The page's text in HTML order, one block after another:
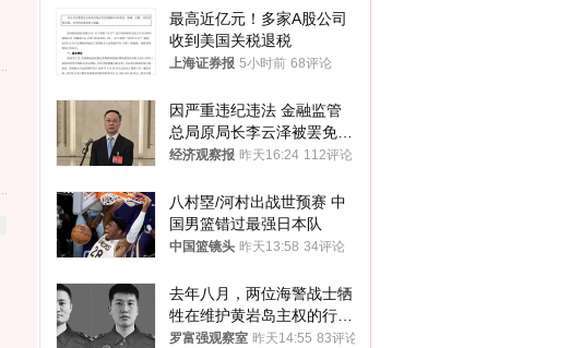
最高近亿元！多家A股公司
收到美国关税退税
上海证券报 5小时前 68评论
因严重违纪违法 金融监管
总局原局长李云泽被罢免全
国人大代表
经济观察报 昨天16:24 112评论
八村塁/河村出战世预赛 中
国男篮错过最强日本队
中国篮镜头 昨天13:58 34评论
去年八月，两位海警战士牺
牲在维护黄岩岛主权的行动
中
罗富强观察室 昨天14:55 83评论